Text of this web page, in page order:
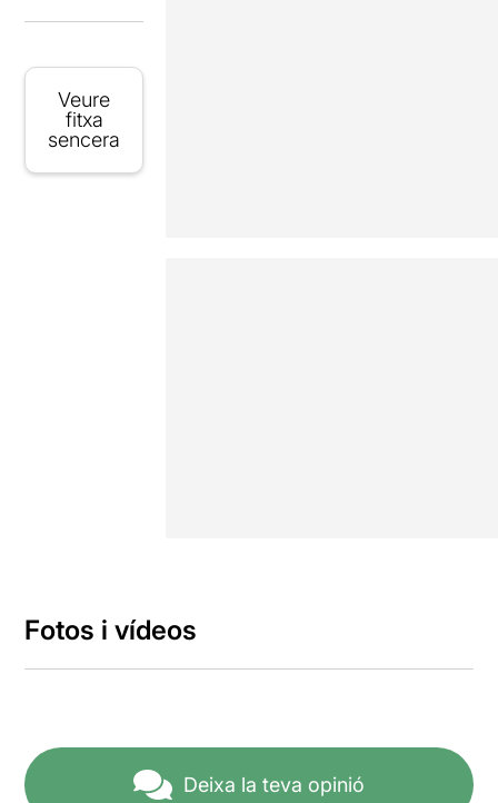
Veure
fitxa
sencera
Fotos i vídeos
Deixa la teva opinió